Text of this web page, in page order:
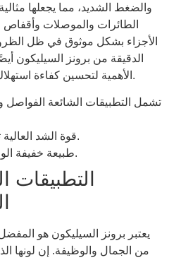
والضغط الشديد، مما يجعلها
الطائرات والموصلات وأقفاص
الأجزاء بشكل موثوق في ظل
الدقيقة من برونز السيليكون
الأهمية لتحسين كفاءة استهلاك الوقود في تصميمات الطيران.
تشمل التطبيقات الشائعة الفواصل
قوة الشد العالية تضمن الأداء تحت الضغط.
طبيعة خفيفة الوزن تعزز الكفاءة الشاملة.
التطبيقات
يعتبر برونز السيليكون هو
من الجمال والوظيفة. إن لونها